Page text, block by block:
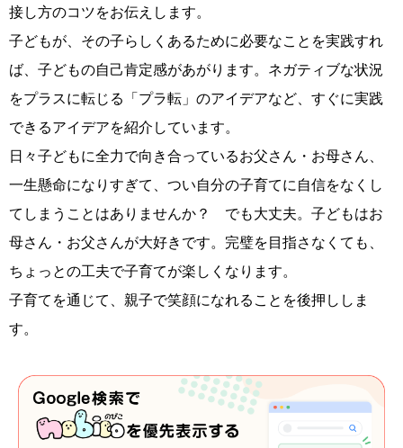
接し方のコツをお伝えします。
子どもが、その子らしくあるために必要なことを実践すれ
ば、子どもの自己肯定感があがります。ネガティブな状況
をプラスに転じる「プラ転」のアイデアなど、すぐに実践
できるアイデアを紹介しています。
日々子どもに全力で向き合っているお父さん・お母さん、
一生懸命になりすぎて、つい自分の子育てに自信をなくし
てしまうことはありませんか？ でも大丈夫。子どもはお
母さん・お父さんが大好きです。完璧を目指さなくても、
ちょっとの工夫で子育てが楽しくなります。
子育てを通じて、親子で笑顔になれることを後押ししま
す。